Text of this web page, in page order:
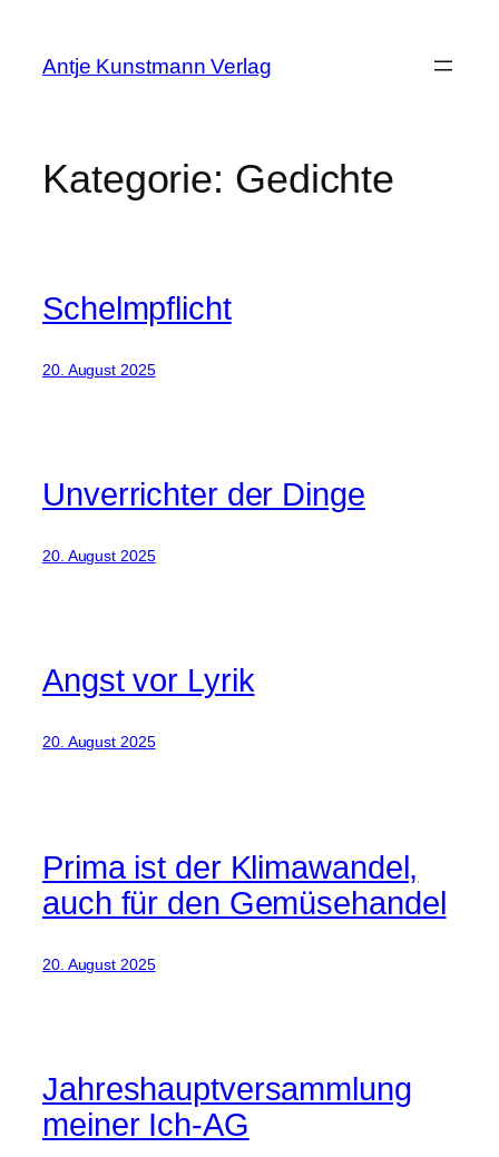
springen
Antje Kunstmann Verlag
Kategorie: Gedichte
Schelmpflicht
20. August 2025
Unverrichter der Dinge
20. August 2025
Angst vor Lyrik
20. August 2025
Prima ist der Klimawandel,
auch für den Gemüsehandel
20. August 2025
Jahreshauptversammlung
meiner Ich-AG